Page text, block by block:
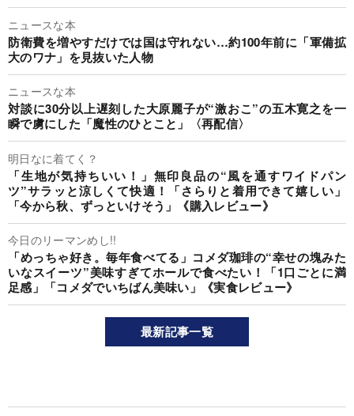
ニュースな本
防衛費を増やすだけでは国は守れない…約100年前に「軍備拡
大のワナ」を見抜いた人物
ニュースな本
対談に30分以上遅刻した大原麗子が“激おこ”の五木寛之を一
瞬で虜にした「魔性のひとこと」〈再配信〉
明日なに着てく？
「生地が気持ちいい！」無印良品の“風を通すワイドパン
ツ”サラッと涼しくて快適！「さらりと着用できて嬉しい」
「今から秋、ずっといけそう」《購入レビュー》
今日のリーマンめし!!
「めっちゃ好き。毎年食べてる」コメダ珈琲の“幸せの塊みた
いなスイーツ”美味すぎてホールで食べたい！「1口ごとに満
足感」「コメダでいちばん美味い」《実食レビュー》
最新記事一覧